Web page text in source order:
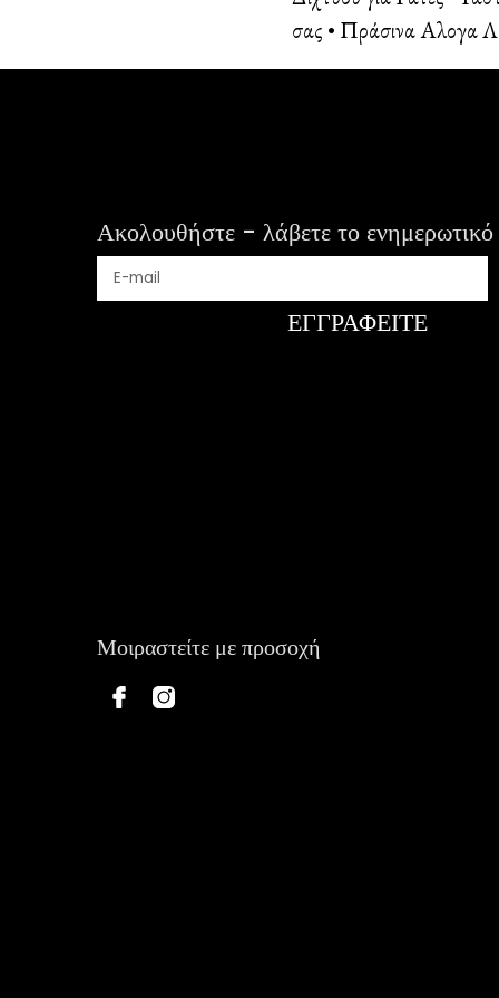
σας • Πράσινα Αλογα
Ακολουθήστε - λάβετε το ενημερωτικό
ΕΓΓΡΑΦΕΊΤΕ
Μοιραστείτε με προσοχή